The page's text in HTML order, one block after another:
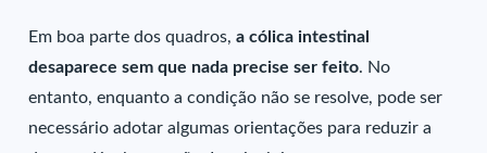
Em boa parte dos quadros,a cólica intestinal
desaparece sem que nada precise ser feito. No
entanto, enquanto a condição não se resolve, pode ser
necessário adotar algumas orientações para reduzir a